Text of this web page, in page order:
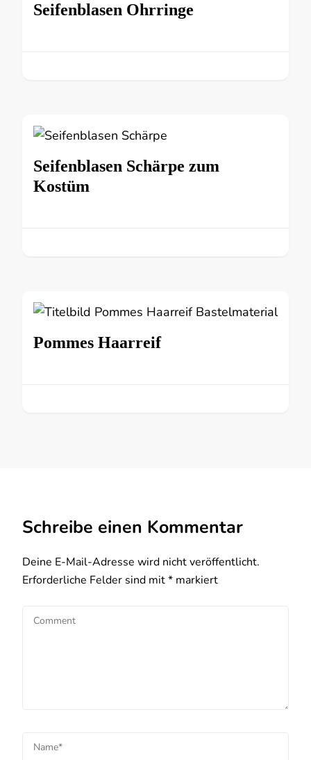
Seifenblasen Ohrringe
Seifenblasen Schärpe zum
Kostüm
Pommes Haarreif
Schreibe einen Kommentar
Deine E-Mail-Adresse wird nicht veröffentlicht.
Erforderliche Felder sind mit* markiert